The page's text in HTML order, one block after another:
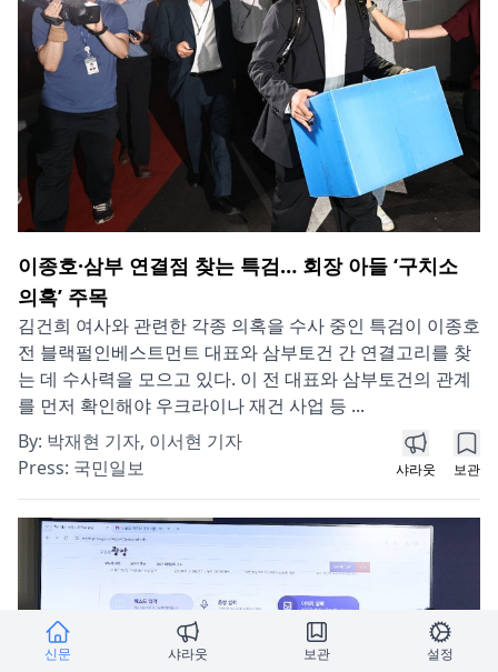
이종호·삼부 연결점 찾는 특검… 회장 아들 ‘구치소
의혹’ 주목
김건희 여사와 관련한 각종 의혹을 수사 중인 특검이 이종호
전 블랙펄인베스트먼트 대표와 삼부토건 간 연결고리를 찾
는 데 수사력을 모으고 있다. 이 전 대표와 삼부토건의 관계
를 먼저 확인해야 우크라이나 재건 사업 등 ...
By: 박재현 기자, 이서현 기자
Press: 국민일보 샤라웃 보관
신문 샤라웃 보관 설정